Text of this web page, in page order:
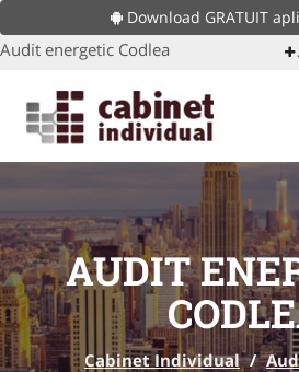
Download GRATUIT
Audit energetic Codlea
AUDIT
Cabinet Individual /